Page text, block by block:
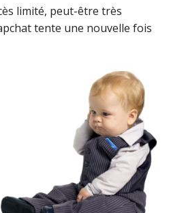
limité, peut-être très
tente une nouvelle fois